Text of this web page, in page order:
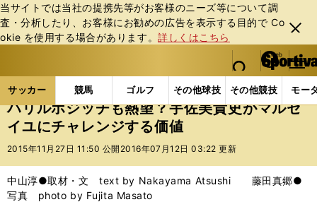
当サイトでは当社の提携先等がお客様のニーズ等について調
査・分析したり、お客様にお勧めの広告を表⽰する⽬的で Co
okie を使⽤する場合があります。詳しくはこちら
閉じ
る
web Sportiva (webスポルティーバ)
検索
マイペ
ー
ジ
メニュ
サッカー 競馬 ゴルフ その他球技 その他競技 モー
ス
ポ
ル
バ
サッカーの記事一覧 海外サッカー 海外サッカー
ハリルホジッチも熱望？宇佐美貴史がマルセ
イユにチャレンジする価値
2015年11月27日 11:50 公開 2016年07月12日 03:22 更新
中山淳●取材・文 text by Nakayama Atsushi 藤田真郷●
写真 photo by Fujita Masato